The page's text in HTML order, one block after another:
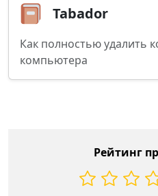
Tabador
Как полностью удалить
компьютера
Рейтинг